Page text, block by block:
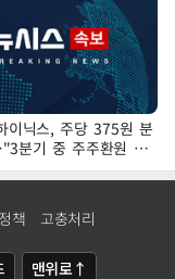
이닉스, 주당 375원 분
분기 중 주주환원 방
책 고충처리
맨위로↑